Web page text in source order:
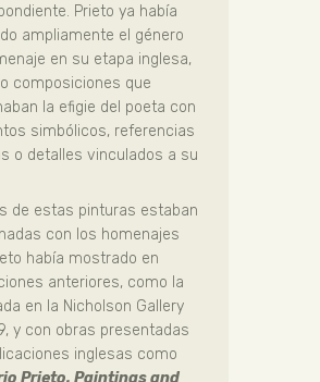
Prieto ya había
ampliamente el género
en su etapa inglesa,
composiciones que
la efigie del poeta con
simbólicos, referencias
o detalles vinculados a su
de estas pinturas estaban
con los homenajes
había mostrado en
anteriores, como la
en la Nicholson Gallery
y con obras presentadas
inglesas como
Prieto. Paintings and